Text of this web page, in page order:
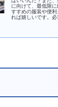
に向けて、最低限
すすめの服装や便
れば嬉しいです。必